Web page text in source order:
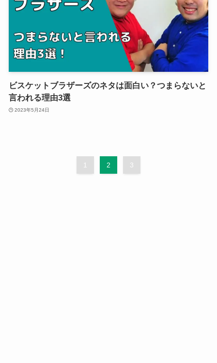
ビスケットブラザーズのネタは面白い？つまらないと
言われる理由3選
2023年5月24日
1 2 3